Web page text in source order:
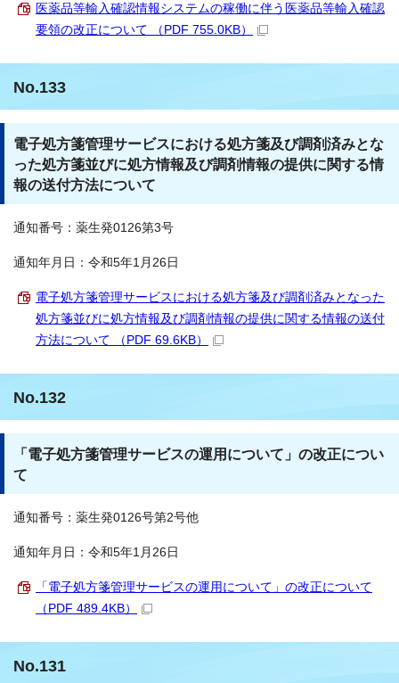
医薬品等輸入確認情報システムの稼働に伴う医薬品等輸入確認
要領の改正について （PDF 755.0KB）
No.133
電子処方箋管理サービスにおける処方箋及び調剤済みとな
った処方箋並びに処方情報及び調剤情報の提供に関する情
報の送付方法について
通知番号：薬生発0126第3号
通知年月日：令和5年1月26日
電子処方箋管理サービスにおける処方箋及び調剤済みとなった
処方箋並びに処方情報及び調剤情報の提供に関する情報の送付
方法について （PDF 69.6KB）
No.132
「電子処方箋管理サービスの運用について」の改正につい
て
通知番号：薬生発0126号第2号他
通知年月日：令和5年1月26日
「電子処方箋管理サービスの運用について」の改正について
（PDF 489.4KB）
No.131